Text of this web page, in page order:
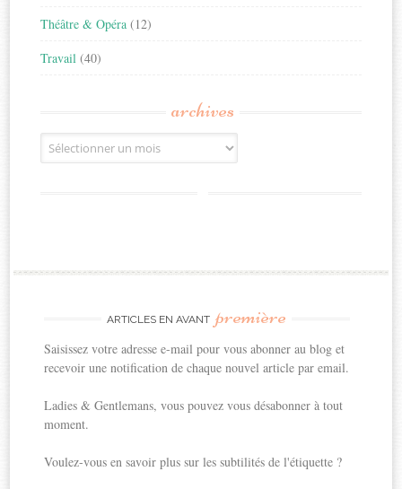
Théâtre & Opéra (12)
Travail (40)
archives
Archives
ARTICLES EN AVANT première
Saisissez votre adresse e-mail pour vous abonner au blog et
recevoir une notification de chaque nouvel article par email.
Ladies & Gentlemans, vous pouvez vous désabonner à tout
moment.
Voulez-vous en savoir plus sur les subtilités de l'étiquette ?